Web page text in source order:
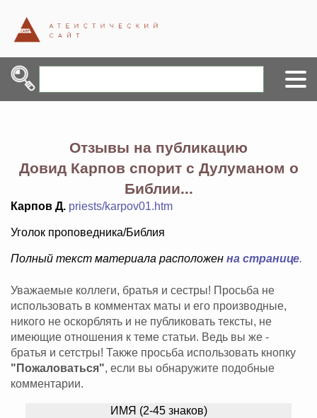
Отзывы на публикацию
Довид Карпов спорит с Дулуманом о
Библии...
Карпов Д. priests/karpov01.htm
Уголок проповедника/Библия
Полный текст материала расположен на странице.
Уважаемые коллеги, братья и сестры! Просьба не
использовать в комментах маты и его производные,
никого не оскорблять и не публиковать тексты, не
имеющие отношения к теме статьи. Ведь вы же -
братья и сетстры! Также просьба использовать кнопку
"Пожаловаться", если вы обнаружите подобные
комментарии.
ИМЯ (2-45 знаков)